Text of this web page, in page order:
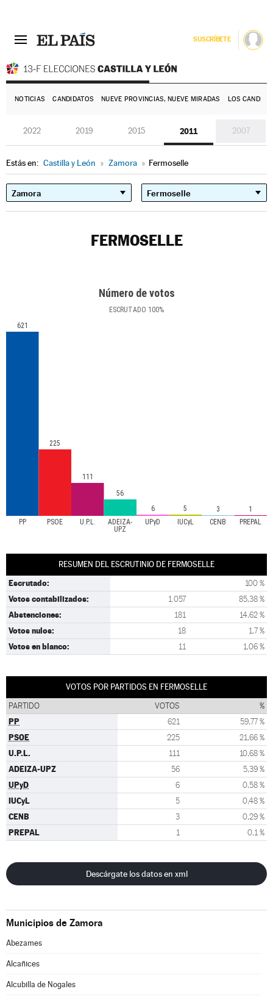
SUSCRÍBETE
NOTICIAS CANDIDATOS NUEVE PROVINCIAS, NUEVE MIRADAS LOS
2022 2019 2015 2011 2007
Estás en: Castilla y León » Zamora » Fermoselle
FERMOSELLE
Número de votos
ESCRUTADO 100%
PP PSOE U.P.L.
ADEIZA-
UPZ
UPyD IUCyL CENB PREPAL
621
225
111
56
6
5 3 1
RESUMEN DEL ESCRUTINIO DE FERMOSELLE
Escrutado: 100 %
Votos contabilizados: 1.057 85,38 %
Abstenciones: 181 14,62 %
Votos nulos: 18 1,7 %
Votos en blanco: 11 1,06 %
VOTOS POR PARTIDOS EN FERMOSELLE
PARTIDO VOTOS %
PP 621 59,77 %
PSOE 225 21,66 %
U.P.L. 111 10,68 %
ADEIZA-UPZ 56 5,39 %
UPyD 6 0,58 %
IUCyL 5 0,48 %
CENB 3 0,29 %
PREPAL 1 0,1 %
Descárgate los datos en xml
Municipios de Zamora
Abezames
Alcañices
Alcubilla de Nogales